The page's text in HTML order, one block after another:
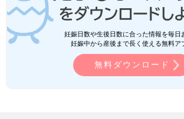
妊娠日数や生後日数に合った情報を毎日
妊娠中から産後まで長く使える無料ア
無料ダウンロード